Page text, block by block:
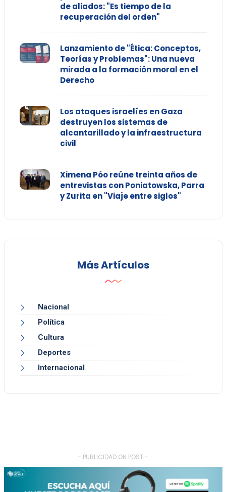
de aliados: "Es tiempo de la
recuperación del orden"
Lanzamiento de "Ética: Conceptos,
Teorías y Problemas": Una nueva
mirada a la formación moral en el
Derecho
Los ataques israelíes en Gaza
destruyen los sistemas de
alcantarillado y la infraestructura
civil
Ximena Póo reúne treinta años de
entrevistas con Poniatowska, Parra
y Zurita en "Viaje entre siglos"
Más Artículos
Nacional
Política
Cultura
Deportes
Internacional
- PUBLICIDAD ON POST -